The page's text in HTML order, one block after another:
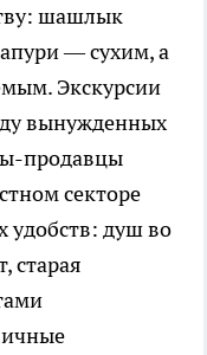
шашлык
— сухим, а
Экскурсии
вынужденных
продавцы
секторе
удобств: душ во
старая